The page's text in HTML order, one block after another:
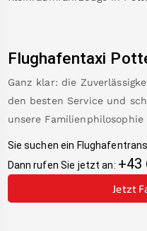
Flughafentaxi
Ganz klar: die
den besten Service und
unsere Familienphilosophie
Sie suchen ein
Dann rufen Sie jetzt an: +43
Jetzt